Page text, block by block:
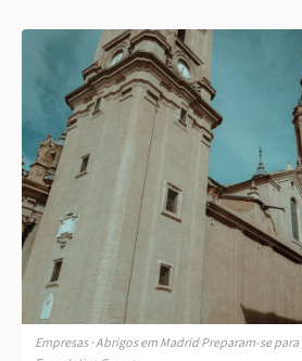
Empresas · Abrigos em Madrid Preparam-se